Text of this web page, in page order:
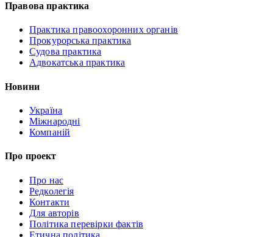
Правова практика
Практика правоохоронних органів
Прокурорська практика
Судова практика
Адвокатська практика
Новини
Україна
Міжнародні
Компаній
Про проект
Про нас
Редколегія
Контакти
Для авторів
Політика перевірки фактів
Етична політика